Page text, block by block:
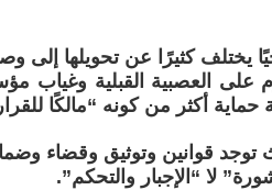
يختلف كثيرًا عن تحويلها إلى
على العصبية القبلية وغياب
حماية أكثر من كونه “مالكًا
توجد قوانين وتوثيق وقضاء
لا “الإجبار والتحكم”.